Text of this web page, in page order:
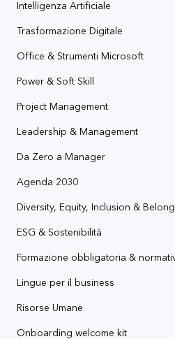
Intelligenza Artificiale
Trasformazione Digitale
Office & Strumenti Microsoft
Power & Soft Skill
Project Management
Leadership & Management
Da Zero a Manager
Agenda 2030
Diversity, Equity, Inclusion &
ESG & Sostenibilità
Formazione obbligatoria &
Lingue per il business
Risorse Umane
Onboarding welcome kit